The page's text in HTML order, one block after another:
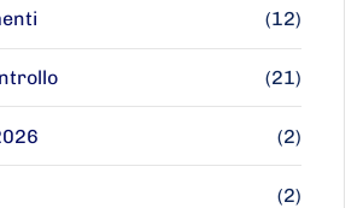
(12)
(21)
(2)
(2)